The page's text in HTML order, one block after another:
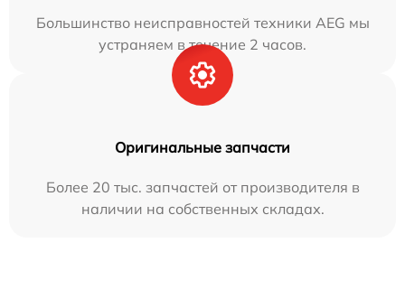
Большинство неисправностей техники AEG мы
устраняем в течение 2 часов.
Оригинальные запчасти
Более 20 тыс. запчастей от производителя в
наличии на собственных складах.